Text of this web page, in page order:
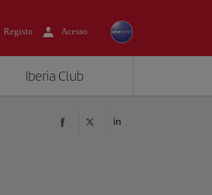
Registo Acesso
Iberia Club